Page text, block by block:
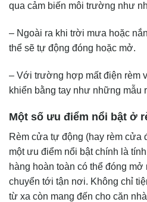
qua cảm biến môi trường như
– Ngoài ra khi trời mưa hoặc
thể sẽ tự động đóng hoặc mở.
– Với trường hợp mất điện rèm
khiển bằng tay như những mẫu
Một số ưu điểm nổi bật ở
Rèm cửa tự động (hay rèm cửa
một ưu điểm nổi bật chính là
hàng hoàn toàn có thể đóng
chuyển tới tận nơi. Không chỉ
từ xa còn mang đến cho căn